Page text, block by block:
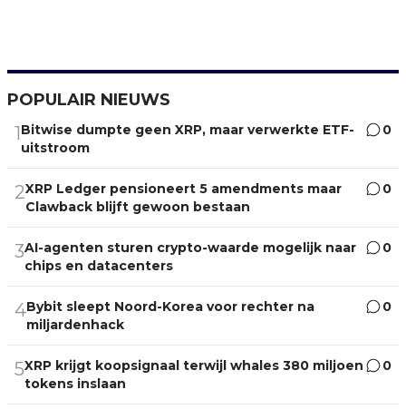
POPULAIR NIEUWS
1Bitwise dumpte geen XRP, maar verwerkte ETF-
uitstroom
0
2XRP Ledger pensioneert 5 amendments maar
Clawback blijft gewoon bestaan
0
3AI-agenten sturen crypto-waarde mogelijk naar
chips en datacenters
0
4Bybit sleept Noord-Korea voor rechter na
miljardenhack
0
5XRP krijgt koopsignaal terwijl whales 380 miljoen
tokens inslaan
0